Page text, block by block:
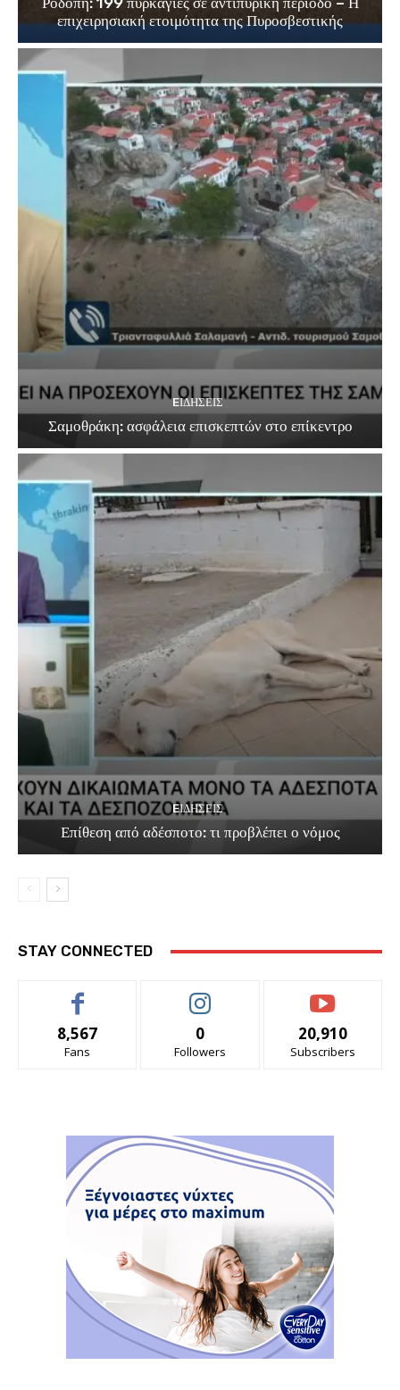
επιχειρησιακή ετοιμότητα της Πυροσβεστικής
EΙΔΗΣΕΙΣ
Σαμοθράκη: ασφάλεια επισκεπτών στο επίκεντρο
EΙΔΗΣΕΙΣ
Επίθεση από αδέσποτο: τι προβλέπει ο νόμος
STAY CONNECTED
8,567
Fans
0
Followers
20,910
Subscribers